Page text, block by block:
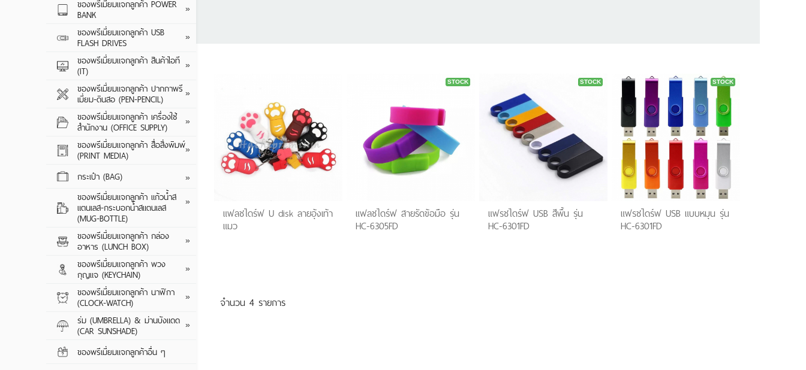
ของพรีเมี่ยมแจกลูกค้า POWER
BANK
ของพรีเมี่ยมแจกลูกค้า USB
FLASH DRIVES
CUSTOM SERIES
GIFT SET
ของพรีเมี่ยมแจกลูกค้า สินค้าไอที
(IT)
TRAVEL ADAPTER
CABLE CHARGER
เครื่องฟอกอากาศ
พัดลมมินิ / พัดลมตั้งโต๊ะ
ของพรีเมี่ยมแจกลูกค้า ปากกาพรี
เมี่ยม-ดินสอ (PEN-PENCIL)
ปากกาโลหะ
ดินสอไม้
ดินสอกด
กิ๊ฟเซ็ท
ของพรีเมี่ยมแจกลูกค้า เครื่องใช้
สำนักงาน (OFFICE SUPPLY)
แผ่นรองเมาส์
กล่องใส่นามบัตร
เครื่องคิดเลข
ของพรีเมี่ยมแจกลูกค้า สื่อสิ่งพิมพ์
(PRINT MEDIA)
สมุดโน้ต/สมุดฉีก
ออแกไนซ์
พัดกระดาษ / พัดพลาสติก
กระเป๋า (BAG)
กระเป๋าผ้า
กระเป๋าผ้าพับเก็บได้
กระเป๋าเป้ / กระเป๋าใส่โน๊ตบุ๊ค
กระเป๋าอเนกประสงค์
ของพรีเมี่ยมแจกลูกค้า แก้วน้ำส
แตนเลส-กระบอกน้ำสแตนเลส
(MUG-BOTTLE)
พับเก็บได้
ของพรีเมี่ยมแจกลูกค้า กล่อง
อาหาร (LUNCH BOX)
ของพรีเมี่ยมแจกลูกค้า พวง
กุญแจ (KEYCHAIN)
พวงกุญแจไฟฉาย ( LED )
ของพรีเมี่ยมแจกลูกค้า นาฬิกา
(CLOCK-WATCH)
นาฬิกาข้อมือ
ร่ม (UMBRELLA) & ม่านบังแดด
(CAR SUNSHADE)
ของพรีเมี่ยมแจกลูกค้าอื่น ๆ
ของพรีเมี่ยมแจกลูกค้า POWER
BANK »
ของพรีเมี่ยมแจกลูกค้า USB
FLASH DRIVES »
ของพรีเมี่ยมแจกลูกค้า สินค้าไอที
(IT) »
ของพรีเมี่ยมแจกลูกค้า ปากกาพรี
เมี่ยม-ดินสอ (PEN-PENCIL) »
ของพรีเมี่ยมแจกลูกค้า เครื่องใช้
สำนักงาน (OFFICE SUPPLY) »
ของพรีเมี่ยมแจกลูกค้า สื่อสิ่งพิมพ์
(PRINT MEDIA) »
กระเป๋า (BAG) »
ของพรีเมี่ยมแจกลูกค้า แก้วน้ำส
แตนเลส-กระบอกน้ำสแตนเลส
(MUG-BOTTLE)
»
ของพรีเมี่ยมแจกลูกค้า กล่อง
อาหาร (LUNCH BOX) »
ของพรีเมี่ยมแจกลูกค้า พวง
กุญแจ (KEYCHAIN) »
ของพรีเมี่ยมแจกลูกค้า นาฬิกา
(CLOCK-WATCH) »
ร่ม (UMBRELLA) & ม่านบังแดด
(CAR SUNSHADE) »
ของพรีเมี่ยมแจกลูกค้าอื่น ๆ
แฟลชไดร์ฟ U disk ลายอุ้งเท้า
แมว
STOCK
แฟลชไดร์ฟ สายรัดข้อมือ รุ่น
HC-6305FD
STOCK
แฟรชไดร์ฟ USB สีพื้น รุ่น
HC-6301FD
STOCK
แฟรชไดร์ฟ USB แบบหมุน รุ่น
HC-6301FD
จำนวน 4 รายการ